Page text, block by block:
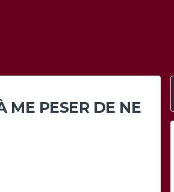
ME PESER DE NE